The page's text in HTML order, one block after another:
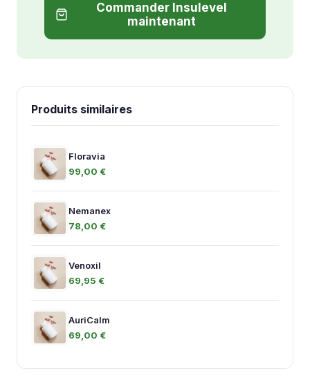
Commander Insulevel
maintenant
Produits similaires
Floravia
99,00 €
Nemanex
78,00 €
Venoxil
69,95 €
AuriCalm
69,00 €